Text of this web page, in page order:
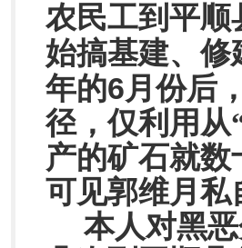
农民工到平顺
始搞基建、
年的6月份后
径，仅利用从
产的矿石就
可见郭维月私
本人对黑